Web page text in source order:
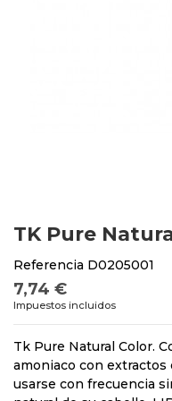
TK Pure
Referencia D0205001
7,74 €
Impuestos incluidos
Tk Pure Natural Color.
amoniaco con extractos
usarse con frecuencia